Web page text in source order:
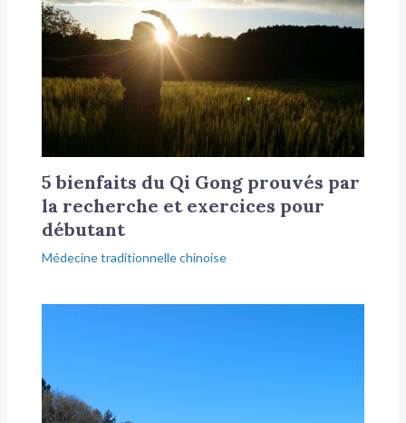
5 bienfaits du Qi Gong prouvés par
la recherche et exercices pour
débutant
Médecine traditionnelle chinoise